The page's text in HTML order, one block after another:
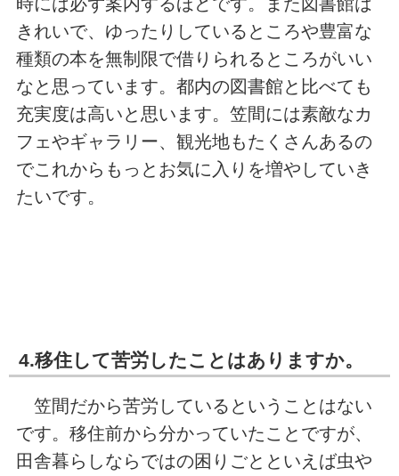
きれいで、ゆったりしているところや豊富な
種類の本を無制限で借りられるところがいい
なと思っています。都内の図書館と比べても
充実度は高いと思います。笠間には素敵なカ
フェやギャラリー、観光地もたくさんあるの
でこれからもっとお気に入りを増やしていき
たいです。
4.移住して苦労したことはありますか。
笠間だから苦労しているということはない
です。移住前から分かっていたことですが、
田舎暮らしならではの困りごとといえば虫や